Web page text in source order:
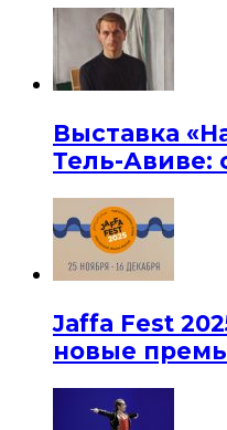
Выставка
Тель-Авиве:
Jaffa Fest
новые